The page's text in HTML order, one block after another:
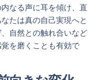
なる声に耳を傾け、直
たは真の自己実現へと
自然との触れ合いなど
を磨くことも有効で